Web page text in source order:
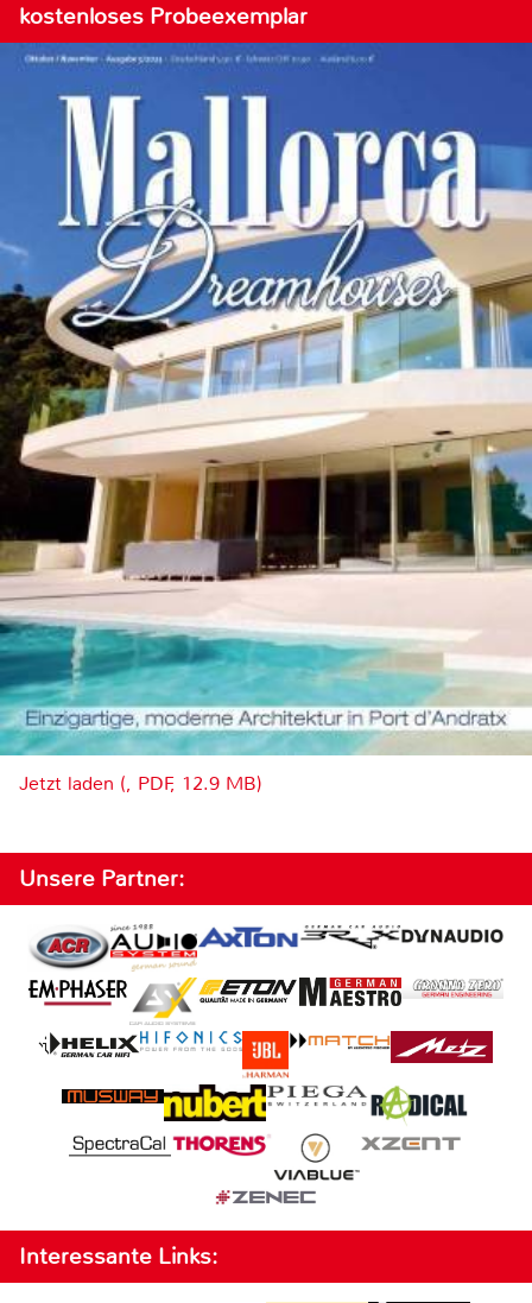
kostenloses Probeexemplar
Jetzt laden (, PDF, 12.9 MB)
Unsere Partner:
Interessante Links: